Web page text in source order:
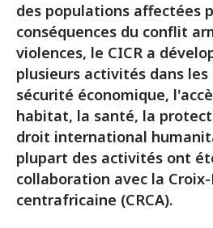
des populations affectées
conséquences du conflit
violences, le CICR a
plusieurs activités dans les
sécurité économique,
habitat, la santé, la
droit international
plupart des activités ont
collaboration avec la Croix-
centrafricaine (CRCA).